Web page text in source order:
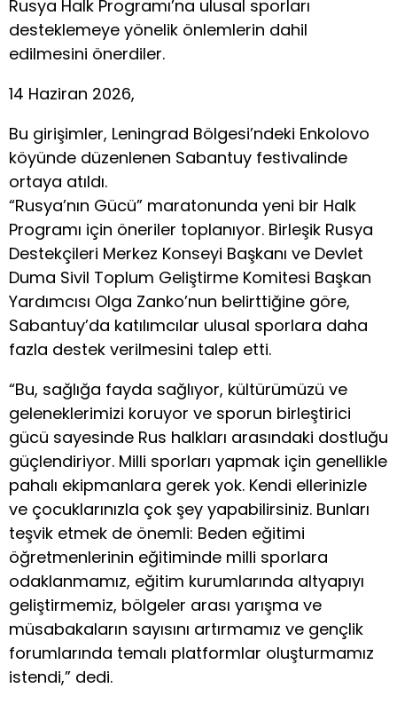
Rusya Halk Programı’na ulusal sporları
desteklemeye yönelik önlemlerin dahil
edilmesini önerdiler.
14 Haziran 2026,
Bu girişimler, Leningrad Bölgesi’ndeki Enkolovo
köyünde düzenlenen Sabantuy festivalinde
ortaya atıldı.
“Rusya’nın Gücü” maratonunda yeni bir Halk
Programı için öneriler toplanıyor. Birleşik Rusya
Destekçileri Merkez Konseyi Başkanı ve Devlet
Duma Sivil Toplum Geliştirme Komitesi Başkan
Yardımcısı Olga Zanko’nun belirttiğine göre,
Sabantuy’da katılımcılar ulusal sporlara daha
fazla destek verilmesini talep etti.
“Bu, sağlığa fayda sağlıyor, kültürümüzü ve
geleneklerimizi koruyor ve sporun birleştirici
gücü sayesinde Rus halkları arasındaki dostluğu
güçlendiriyor. Milli sporları yapmak için genellikle
pahalı ekipmanlara gerek yok. Kendi ellerinizle
ve çocuklarınızla çok şey yapabilirsiniz. Bunları
teşvik etmek de önemli: Beden eğitimi
öğretmenlerinin eğitiminde milli sporlara
odaklanmamız, eğitim kurumlarında altyapıyı
geliştirmemiz, bölgeler arası yarışma ve
müsabakaların sayısını artırmamız ve gençlik
forumlarında temalı platformlar oluşturmamız
istendi,” dedi.